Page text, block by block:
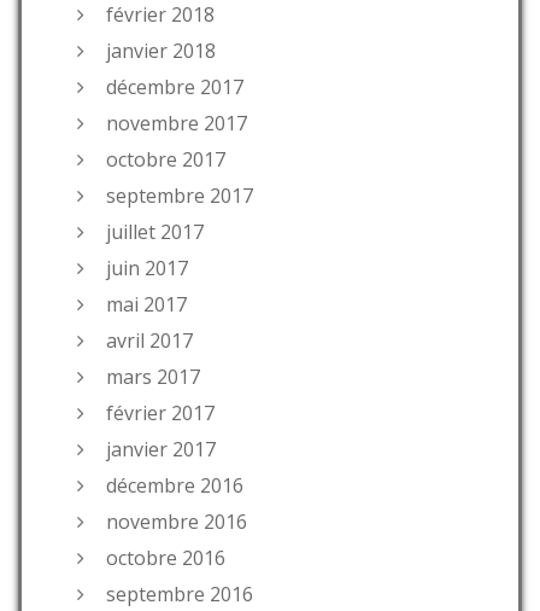
février 2018
janvier 2018
décembre 2017
novembre 2017
octobre 2017
septembre 2017
juillet 2017
juin 2017
mai 2017
avril 2017
mars 2017
février 2017
janvier 2017
décembre 2016
novembre 2016
octobre 2016
septembre 2016